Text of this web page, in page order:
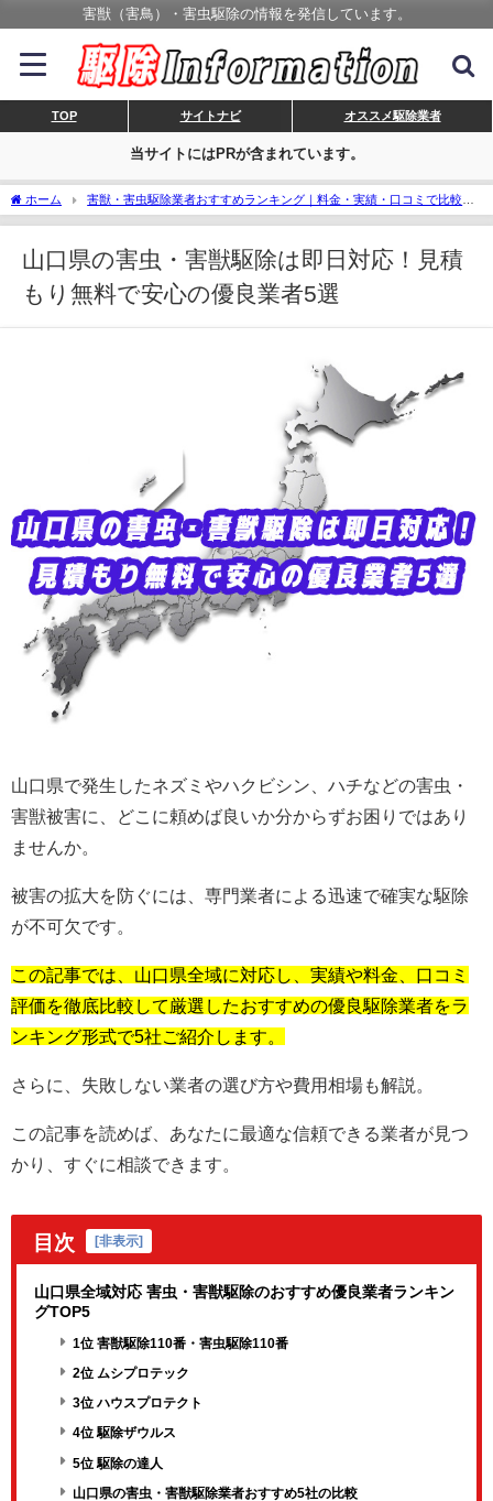
害獣（害鳥）・害虫駆除の情報を発信しています。
TOP サイトナビ オススメ駆除業者
当サイトにはPRが含まれています。
ホーム
害獣・害虫駆除業者おすすめランキング｜料金・実績・口コミで比較、
安心の業者選び！
山口県の害虫・害獣駆除は即日対応！見積もり無料で安心の優
山口県の害虫・害獣駆除は即日対応！見積
もり無料で安心の優良業者5選
山口県で発生したネズミやハクビシン、ハチなどの害虫・
害獣被害に、どこに頼めば良いか分からずお困りではあり
ませんか。
被害の拡大を防ぐには、専門業者による迅速で確実な駆除
が不可欠です。
この記事では、山口県全域に対応し、実績や料金、口コミ
評価を徹底比較して厳選したおすすめの優良駆除業者をラ
ンキング形式で5社ご紹介します。
さらに、失敗しない業者の選び方や費用相場も解説。
この記事を読めば、あなたに最適な信頼できる業者が見つ
かり、すぐに相談できます。
目次 [非表示]
山口県全域対応 害虫・害獣駆除のおすすめ優良業者ランキン
グTOP5
1位 害獣駆除110番・害虫駆除110番
2位 ムシプロテック
3位 ハウスプロテクト
4位 駆除ザウルス
5位 駆除の達人
山口県の害虫・害獣駆除業者おすすめ5社の比較